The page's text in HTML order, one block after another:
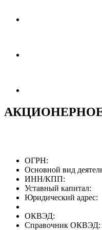
ОГРН:
Основной вид
ИНН/КПП:
Уставный капитал:
Юридический адрес:
ОКВЭД:
Справочник ОКВЭД: